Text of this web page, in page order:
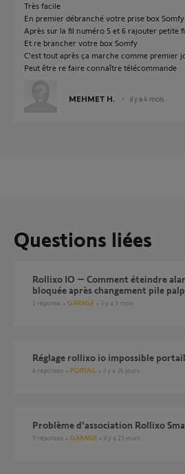
Très facile
En premier débranché votre prise box Somfy
Après sur la fil numéro 5 et 6 rajouter petite
Et re brancher votre box Somfy
C'est tout après ça marche comme premier
Peut être re faire connaître télécommande
MEHMET H. il y a 4 mois
Questions liées
Rollixo IO – Comment éteindre alarme anti-intrusion
bloquée après changement pile
1 réponse GARAGE il y a 3 mois
Réglage rollixo io impossible
4 réponses PORTAIL il y a 26 jours
Problème d'association Rollixo
5 réponses GARAGE il y a 25 jours